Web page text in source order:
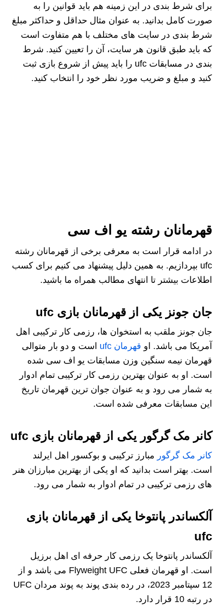
برای شرط بندی در این زمینه هم باید قوانین را به
صورت کامل بدانید. به عنوان مثال حداقل و حداکثر مبلغ
شرط بندی در سایت های مختلف با هم متفاوت است
که باید طبق قانون هر سایت، آن را تعیین کنید. شرط
بندی در مسابقات ufc را باید پیش از شروع بازی ثبت
کنید و مبلغ و ضریب مورد نظر خود را انتخاب کنید.
قهرمانان رشته یو اف سی
در ادامه قرار است به معرفی برخی از قهرمانان رشته
ufc بپردازیم. به همین دلیل پیشنهاد می‌ کنیم برای کسب
اطلاعات بیشتر تا انتهای مطالب همراه ما باشید.
جان جونز یکی از قهرمانان بازی ufc
جان جونز ملقب به استخوان‌ ها، رزمی‌ کار ترکیبی اهل
آمریکا می باشد. او قهرمان ufc
است و دو بار متوالی
قهرمان نیمه‌ سنگین‌ وزن مسابقات یو اف‌ سی شده‌
است. او به عنوان بهترین رزمی‌ کار ترکیبی تمام ادوار
به شمار می‌ رود و به عنوان جوان‌ ترین قهرمان تاریخ
این مسابقات معرفی شده است.
کانر مک‌ گرگور یکی از قهرمانان بازی ufc
کانر مک‌ گرگور مبارز ترکیبی و بوکسور اهل ایرلند
است. بهتر است بدانید که او یکی از بهترین مبارزان هنر
های رزمی ترکیبی در تمام ادوار به‌ شمار می‌ رود.
آلکساندر پانتوخا یکی از قهرمانان بازی
ufc
آلکساندر پانتوخا یک رزمی کار حرفه ای اهل برزیل
است. او قهرمان فعلی Flyweight UFC می باشد و از
12 سپتامبر 2023، در رده بندی پوند به پوند مردان UFC
در رتبه 10 قرار دارد.